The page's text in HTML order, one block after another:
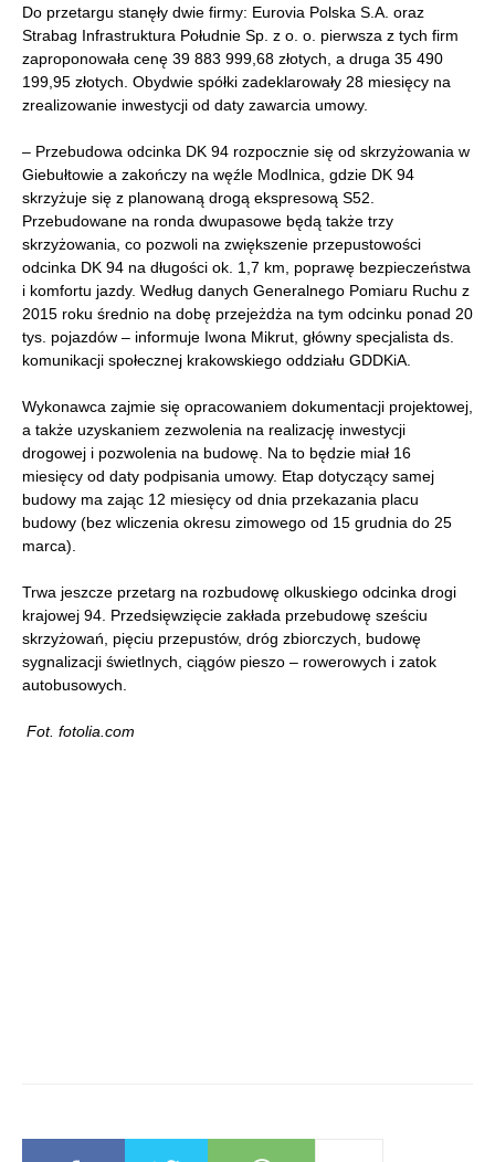
Do przetargu stanęły dwie firmy: Eurovia Polska S.A. oraz
Strabag Infrastruktura Południe Sp. z o. o. pierwsza z tych firm
zaproponowała cenę 39 883 999,68 złotych, a druga 35 490
199,95 złotych. Obydwie spółki zadeklarowały 28 miesięcy na
zrealizowanie inwestycji od daty zawarcia umowy.
– Przebudowa odcinka DK 94 rozpocznie się od skrzyżowania w
Giebułtowie a zakończy na węźle Modlnica, gdzie DK 94
skrzyżuje się z planowaną drogą ekspresową S52.
Przebudowane na ronda dwupasowe będą także trzy
skrzyżowania, co pozwoli na zwiększenie przepustowości
odcinka DK 94 na długości ok. 1,7 km, poprawę bezpieczeństwa
i komfortu jazdy. Według danych Generalnego Pomiaru Ruchu z
2015 roku średnio na dobę przejeżdża na tym odcinku ponad 20
tys. pojazdów – informuje Iwona Mikrut, główny specjalista ds.
komunikacji społecznej krakowskiego oddziału GDDKiA.
Wykonawca zajmie się opracowaniem dokumentacji projektowej,
a także uzyskaniem zezwolenia na realizację inwestycji
drogowej i pozwolenia na budowę. Na to będzie miał 16
miesięcy od daty podpisania umowy. Etap dotyczący samej
budowy ma zając 12 miesięcy od dnia przekazania placu
budowy (bez wliczenia okresu zimowego od 15 grudnia do 25
marca).
Trwa jeszcze przetarg na rozbudowę olkuskiego odcinka drogi
krajowej 94. Przedsięwzięcie zakłada przebudowę sześciu
skrzyżowań, pięciu przepustów, dróg zbiorczych, budowę
sygnalizacji świetlnych, ciągów pieszo – rowerowych i zatok
autobusowych.
Fot. fotolia.com